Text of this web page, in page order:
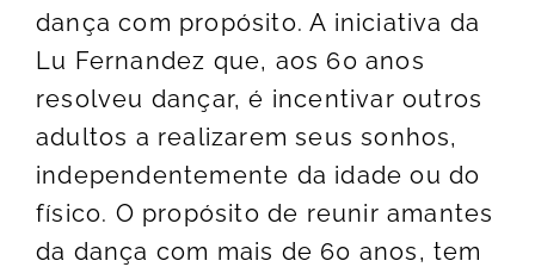
dança com propósito. A iniciativa da
Lu Fernandez que, aos 60 anos
resolveu dançar, é incentivar outros
adultos a realizarem seus sonhos,
independentemente da idade ou do
físico. O propósito de reunir amantes
da dança com mais de 60 anos, tem